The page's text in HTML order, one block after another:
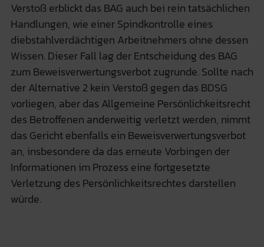
Verstoß erblickt das BAG auch bei rein tatsächlichen
Handlungen, wie einer Spindkontrolle eines
diebstahlverdächtigen Arbeitnehmers ohne dessen
Wissen. Dieser Fall lag der Entscheidung des BAG
zum Beweisverwertungsverbot zugrunde. Sollte nach
der Alternative 2 kein Verstoß gegen das BDSG
vorliegen, aber das Allgemeine Persönlichkeitsrecht
des Betroffenen anderweitig verletzt werden, nimmt
das Gericht ebenfalls ein Beweisverwertungsverbot
an, insbesondere da das erneute Vorbingen der
Informationen im Prozess eine fortgesetzte
Verletzung des Persönlichkeitsrechtes darstellen
würde.